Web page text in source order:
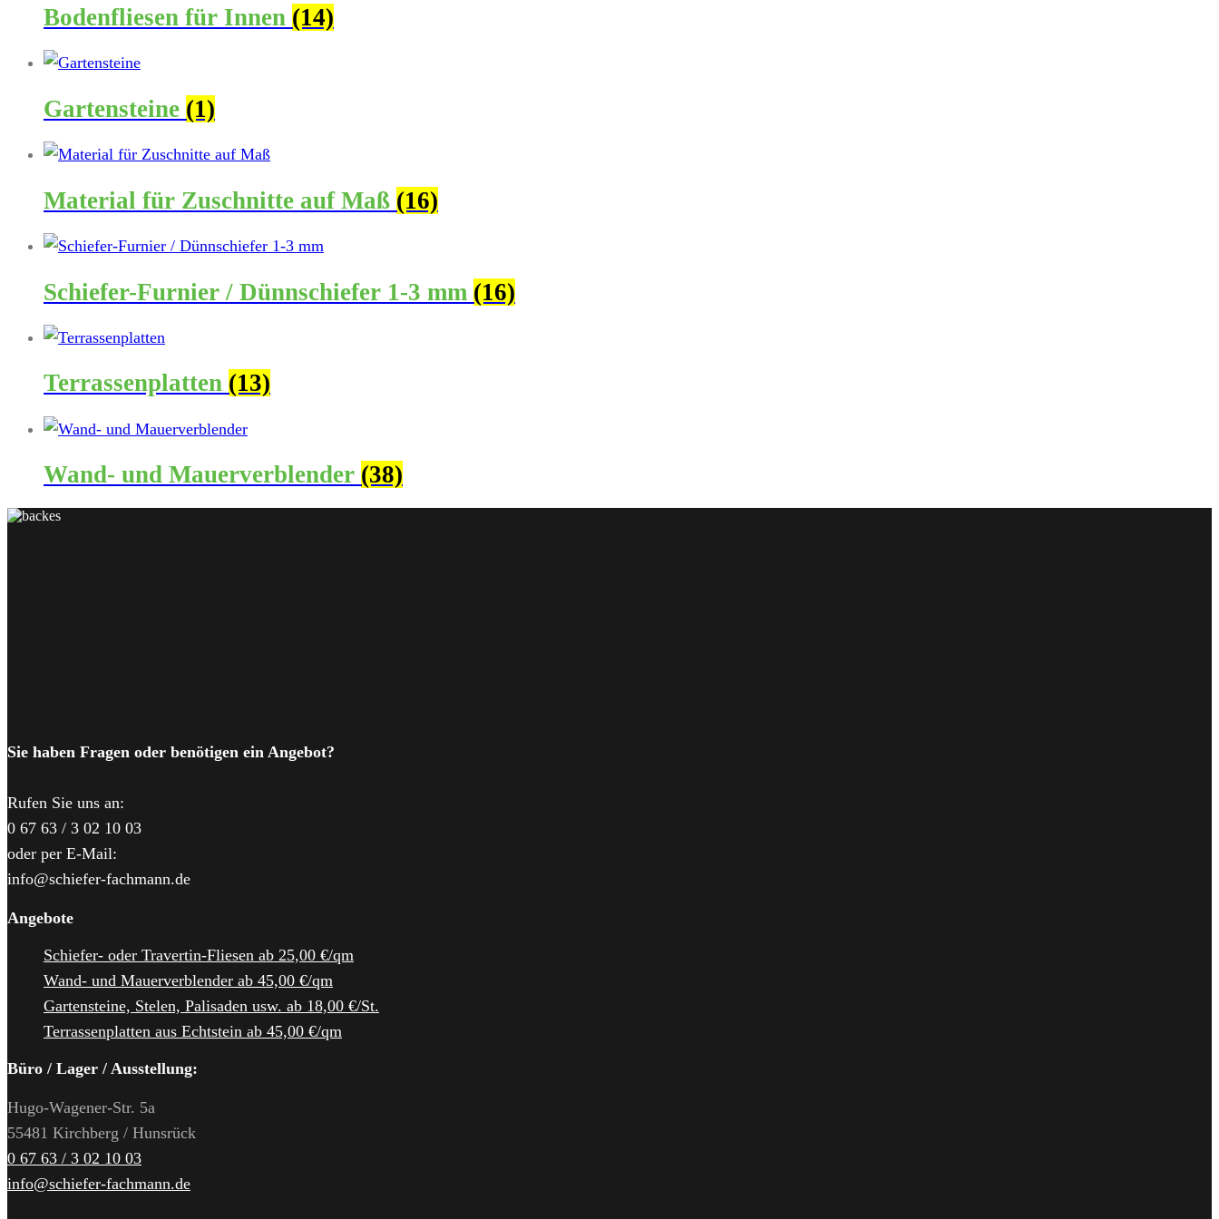
Bodenfliesen für Innen (14)
Gartensteine (1)
Material für Zuschnitte auf Maß (16)
Schiefer-Furnier / Dünnschiefer 1-3 mm (16)
Terrassenplatten (13)
Wand- und Mauerverblender (38)
Sie haben Fragen oder benötigen ein Angebot?
Rufen Sie uns an:
0 67 63 / 3 02 10 03
oder per E-Mail:
info@schiefer-fachmann.de
Angebote
Schiefer- oder Travertin-Fliesen ab 25,00 €/qm
Wand- und Mauerverblender ab 45,00 €/qm
Gartensteine, Stelen, Palisaden usw. ab 18,00 €/St.
Terrassenplatten aus Echtstein ab 45,00 €/qm
Büro / Lager / Ausstellung:
Hugo-Wagener-Str. 5a
55481 Kirchberg / Hunsrück
0 67 63 / 3 02 10 03
info@schiefer-fachmann.de